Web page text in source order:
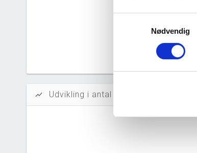
Nødvendig
show_chart Udvikling i antal ansatte